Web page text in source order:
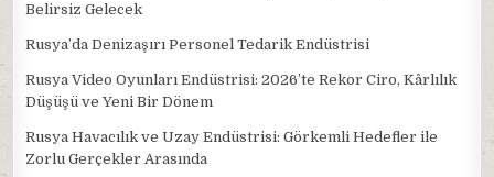
Belirsiz Gelecek
Rusya’da Denizaşırı Personel Tedarik Endüstrisi
Rusya Video Oyunları Endüstrisi: 2026’te Rekor Ciro, Kârlılık
Düşüşü ve Yeni Bir Dönem
Rusya Havacılık ve Uzay Endüstrisi: Görkemli Hedefler ile
Zorlu Gerçekler Arasında